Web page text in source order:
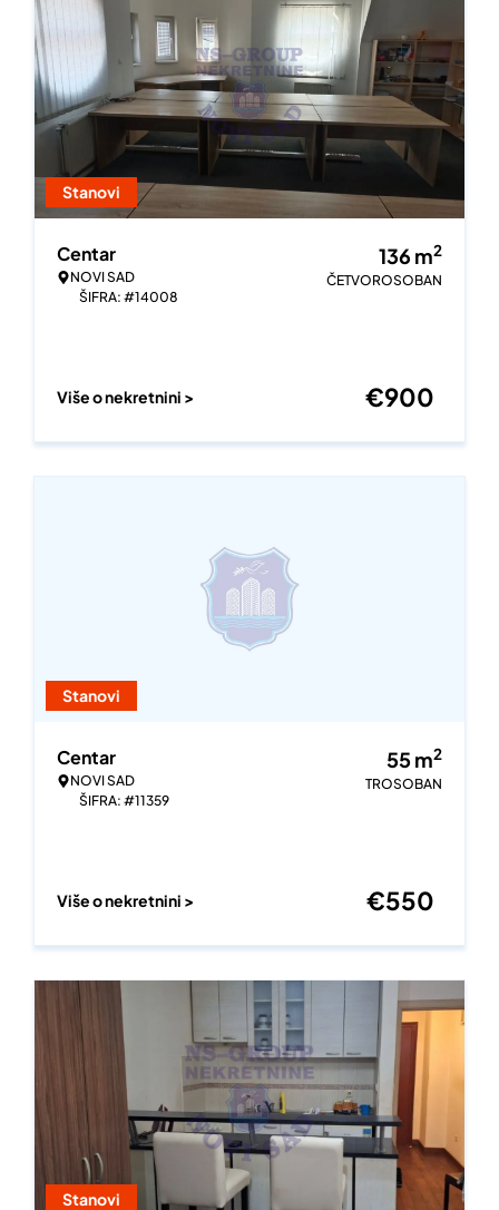
Stanovi
Centar
NOVI SAD
ŠIFRA: #14008
136 m2
ČETVOROSOBAN
Više o nekretnini > €900
Stanovi
Centar
NOVI SAD
ŠIFRA: #11359
55m2
TROSOBAN
Više o nekretnini > €550
Stanovi